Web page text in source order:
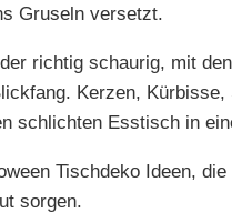
Gruseln versetzt.
richtig schaurig, mit
Kerzen,
schlichten Esstisch in
Tischdeko Ideen,
sorgen.